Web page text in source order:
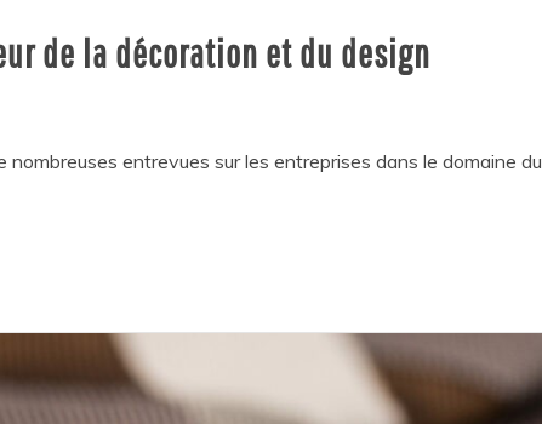
de la décoration et du design
entrevues sur les entreprises dans le domaine du